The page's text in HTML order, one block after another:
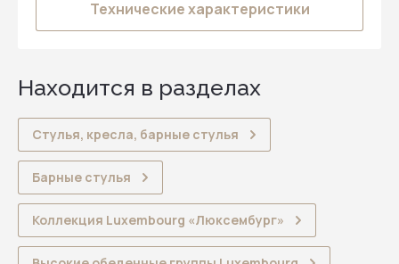
Технические характеристики
Находится в разделах
Стулья, кресла, барные стулья
Барные стулья
Коллекция Luxembourg «Люксембург»